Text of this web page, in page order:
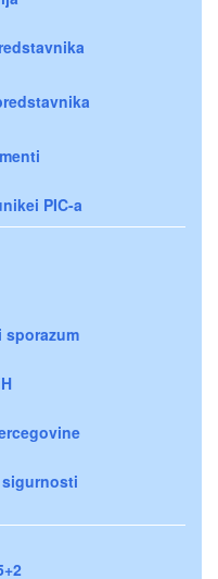
PIC-a
sporazum
sigurnosti